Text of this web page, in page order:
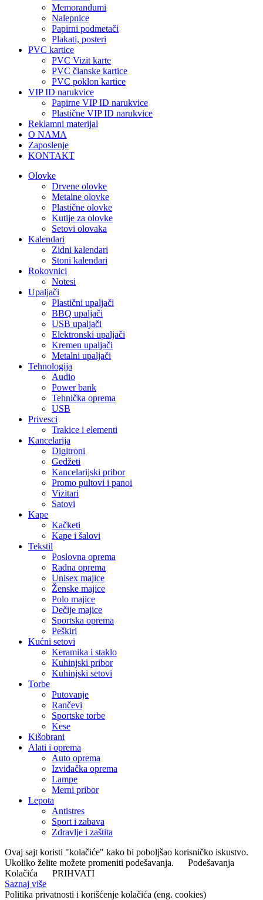
Memorandumi
Nalepnice
Papirni podmetači
Plakati, posteri
PVC kartice
PVC Vizit karte
PVC članske kartice
PVC poklon kartice
VIP ID narukvice
Papirne VIP ID narukvice
Plastične VIP ID narukvice
Reklamni materijal
O NAMA
Zaposlenje
KONTAKT
Olovke
Drvene olovke
Metalne olovke
Plastične olovke
Kutije za olovke
Setovi olovaka
Kalendari
Zidni kalendari
Stoni kalendari
Rokovnici
Notesi
Upaljači
Plastični upaljači
BBQ upaljači
USB upaljači
Elektronski upaljači
Kremen upaljači
Metalni upaljači
Tehnologija
Audio
Power bank
Tehnička oprema
USB
Privesci
Trakice i elementi
Kancelarija
Digitroni
Gedžeti
Kancelarijski pribor
Promo pultovi i panoi
Vizitari
Satovi
Kape
Kačketi
Kape i šalovi
Tekstil
Poslovna oprema
Radna oprema
Unisex majice
Ženske majice
Polo majice
Dečije majice
Sportska oprema
Peškiri
Kućni setovi
Keramika i staklo
Kuhinjski pribor
Kuhinjski setovi
Torbe
Putovanje
Rančevi
Sportske torbe
Kese
Kišobrani
Alati i oprema
Auto oprema
Izviđačka oprema
Lampe
Merni pribor
Lepota
Antistres
Sport i zabava
Zdravlje i zaštita
Ovaj sajt koristi "kolačiće" kako bi poboljšao korisničko iskustvo.
Ukoliko želite možete promeniti podešavanja.
Podešavanja
Kolačića
PRIHVATI
Saznaj više
Politika privatnosti i korišćenje kolačića (eng. cookies)